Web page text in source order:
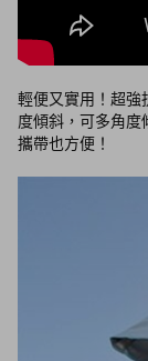
輕便又實用！超強
度傾斜，可多角度
攜帶也方便！